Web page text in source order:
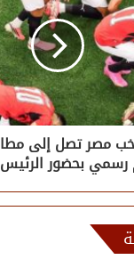
مصر تصل إلى
رسمي بحضور